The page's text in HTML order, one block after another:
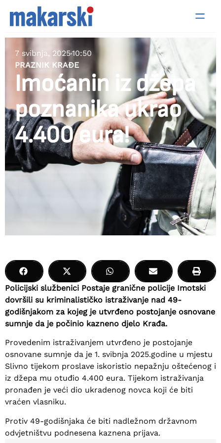
7 svibnja, 202510:50
PRAZNIK KRAĐE
Imoćanin iz džepa
poznanika ukrao
4.400 eura!
Policijski službenici Postaje granične policije Imotski
dovršili su kriminalističko istraživanje nad 49-
godišnjakom za kojeg je utvrđeno postojanje osnovane
sumnje da je počinio kazneno djelo Krađa.
Provedenim istraživanjem utvrđeno je postojanje
osnovane sumnje da je 1. svibnja 2025.godine u mjestu
Slivno tijekom proslave iskoristio nepažnju oštećenog i
iz džepa mu otuđio 4.400 eura. Tijekom istraživanja
pronađen je veći dio ukradenog novca koji će biti
vraćen vlasniku.
Protiv 49-godišnjaka će biti nadležnom državnom
odvjetništvu podnesena kaznena prijava.